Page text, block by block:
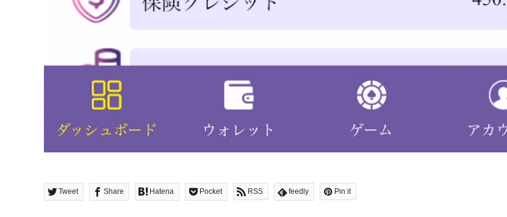
Tweet Share Hatena Pocket RSS feedly Pin it